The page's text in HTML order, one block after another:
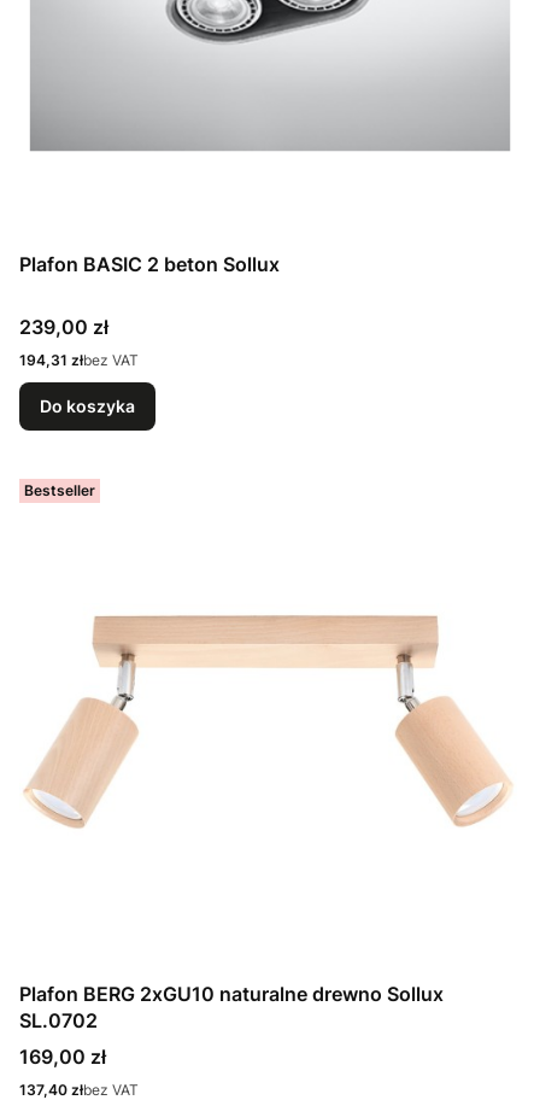
Plafon BASIC 2 beton Sollux
Cena
239,00 zł
Cena
194,31 złbez VAT
Do koszyka
Bestseller
Plafon BERG 2xGU10 naturalne drewno Sollux
SL.0702
Cena
169,00 zł
Cena
137,40 złbez VAT